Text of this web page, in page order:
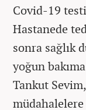
Covid-19
Hastanede
sonra sağlık
yoğun
Tankut
müdahalelere